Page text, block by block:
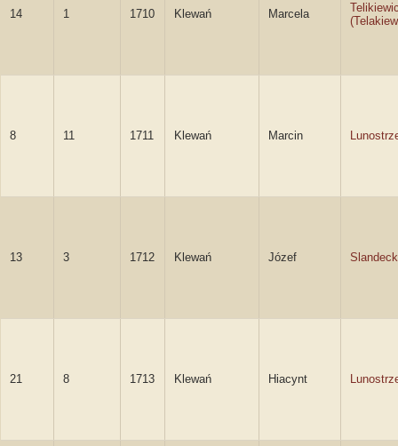
14 1 1710 Klewań Marcela
8 11 1711 Klewań Marcin
13 3 1712 Klewań Józef
21 8 1713 Klewań Hiacynt